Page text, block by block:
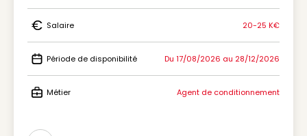
Icon Type de contrat
Icon Salaire
Salaire 20-25 K€
Icon Période de disponibilité
Période de disponibilité Du 17/08/2026 au 28/12/2026
Métier Agent de conditionnement